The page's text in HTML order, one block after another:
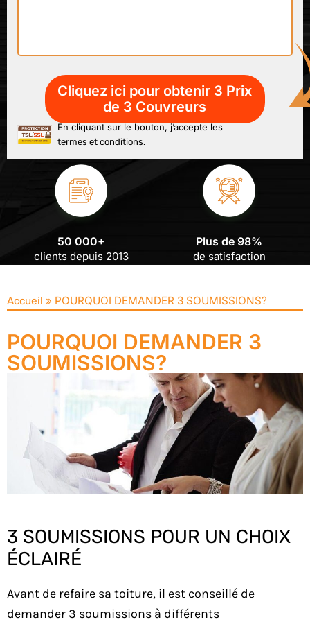
En cliquant sur le bouton, j’accepte les
termes et conditions.
50 000+
clients depuis 2013
Plus de 98%
de satisfaction
Accueil » POURQUOI DEMANDER 3 SOUMISSIONS?
POURQUOI DEMANDER 3
SOUMISSIONS?
3 SOUMISSIONS POUR UN CHOIX
ÉCLAIRÉ
Avant de refaire sa toiture, il est conseillé de
demander 3 soumissions à différents